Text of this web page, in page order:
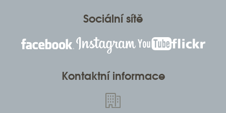
Sociální sítě
Kontaktní informace